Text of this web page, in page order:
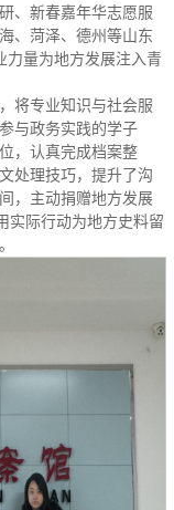
、新春嘉年华志愿服
、菏泽、德州等山东
力量为地方发展注入青
将专业知识与社会服
与政务实践的学子
，认真完成档案整
处理技巧，提升了沟
，主动捐赠地方发展
实际行动为地方史料留